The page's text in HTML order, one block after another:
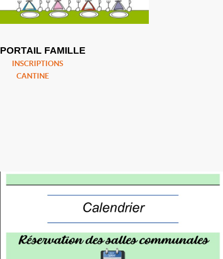
PORTAIL FAMILLE
INSCRIPTIONS
CANTINE